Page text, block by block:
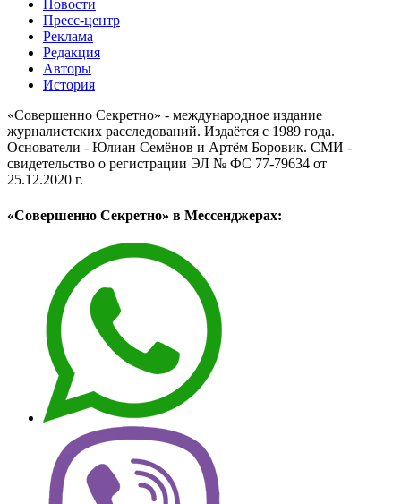
Новости
Пресс-центр
Реклама
Редакция
Авторы
История
«Совершенно Секретно» - международное издание
журналистских расследований. Издаётся с 1989 года.
Основатели - Юлиан Семёнов и Артём Боровик. CМИ -
свидетельство о регистрации ЭЛ № ФС 77-79634 от
25.12.2020 г.
«Совершенно Секретно» в Мессенджерах: